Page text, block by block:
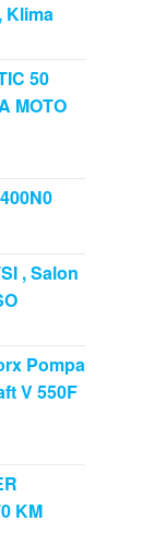
Klima
50
MOTO
, Salon
Pompa
V 550F
KM